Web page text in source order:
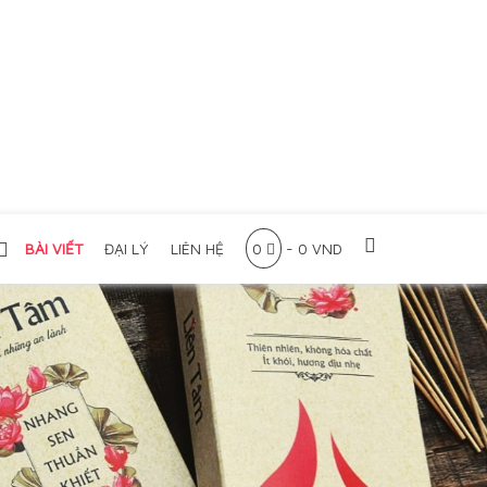
BÀI VIẾT ĐẠI LÝ LIÊN HỆ 0 - 0 VND